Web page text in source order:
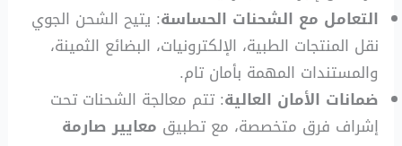
التعامل مع الشحنات الحساسة: يتيح الشحن الجوي
نقل المنتجات الطبية، الإلكترونيات، البضائع الثمينة،
والمستندات المهمة بأمان تام.
ضمانات الأمان العالية: تتم معالجة الشحنات تحت
إشراف فرق متخصصة، مع تطبيق معايير صارمة